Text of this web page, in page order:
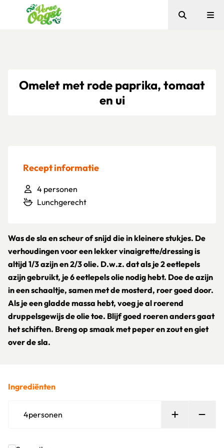
Zoeken
Omelet met rode paprika, tomaat
en ui
Recept informatie
4 personen
Lunchgerecht
Was de sla en scheur of snijd die in kleinere stukjes. De
verhoudingen voor een lekker vinaigrette/dressing is
altijd 1/3 azijn en 2/3 olie. D.w.z. dat als je 2 eetlepels
azijn gebruikt, je 6 eetlepels olie nodig hebt. Doe de azijn
in een schaaltje, samen met de mosterd, roer goed door.
Als je een gladde massa hebt, voeg je al roerend
druppelsgewijs de olie toe. Blijf goed roeren anders gaat
het schiften. Breng op smaak met peper en zout en giet
over de sla.
Ingrediënten
4personen Persoon